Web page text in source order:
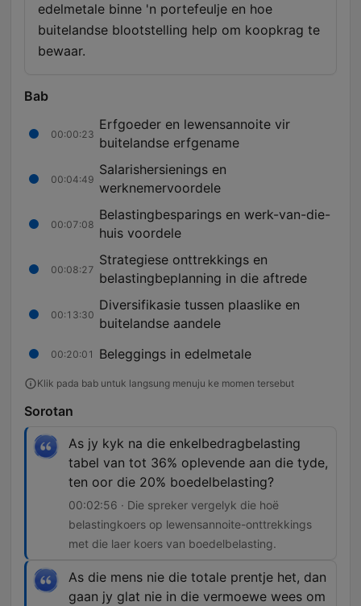
edelmetale binne 'n portefeulje en hoe
buitelandse blootstelling help om koopkrag te
bewaar.
Bab
00:00:23
Erfgoeder en lewensannoite vir
buitelandse erfgename
00:04:49
Salarishersienings en
werknemervoordele
00:07:08
Belastingbesparings en werk-van-die-
huis voordele
00:08:27
Strategiese onttrekkings en
belastingbeplanning in die aftrede
00:13:30
Diversifikasie tussen plaaslike en
buitelandse aandele
00:20:01 Beleggings in edelmetale
Klik pada bab untuk langsung menuju ke momen tersebut
Sorotan
As jy kyk na die enkelbedragbelasting
tabel van tot 36% oplevende aan die tyde,
ten oor die 20% boedelbelasting?
00:02:56 · Die spreker vergelyk die hoë
belastingkoers op lewensannoite-onttrekkings
met die laer koers van boedelbelasting.
As die mens nie die totale prentje het, dan
gaan jy glat nie in die vermoewe wees om